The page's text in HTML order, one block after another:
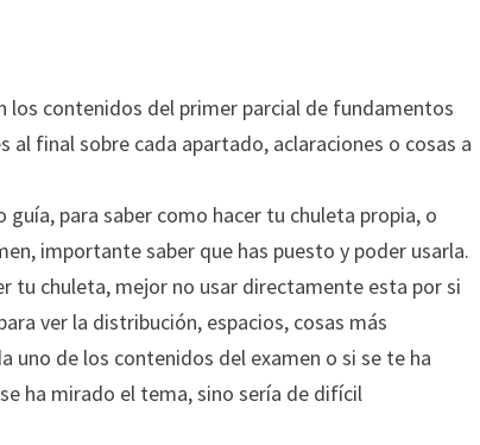
los contenidos del primer parcial de fundamentos
al final sobre cada apartado, aclaraciones o cosas a
para saber como hacer tu chuleta propia, o
importante saber que has puesto y poder usarla.
tu chuleta, mejor no usar directamente esta por si
ver la distribución, espacios, cosas más
uno de los contenidos del examen o si se te ha
ha mirado el tema, sino sería de difícil